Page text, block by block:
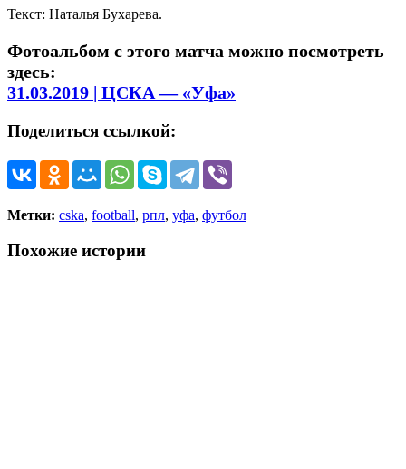
Текст: Наталья Бухарева.
Фотоальбом с этого матча можно посмотреть
здесь:
31.03.2019 | ЦСКА — «Уфа»
Поделиться ссылкой:
Метки: cska, football, рпл, уфа, футбол
Похожие истории